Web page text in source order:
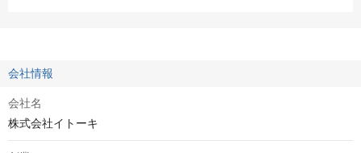
会社情報
会社名
株式会社イトーキ